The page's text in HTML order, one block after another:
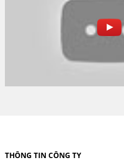
THÔNG TIN CÔNG TY